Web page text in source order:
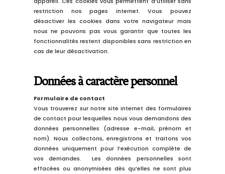
restriction nos pages internet. Vous pouvez
désactiver les cookies dans votre navigateur mais
nous ne pouvons pas vous garantir que toutes les
fonctionnalités restent disponibles sans restriction en
cas de leurdésactivation.
Données à caractère personnel
Formulaire de contact
Vous trouverez sur notre site internet des formulaires
de contactpour lesquelles nous vous demandons des
données personnelles (adresse e-mail, prénom et
nom). Nous collectons, enregistrons et traitons vos
données uniquement pour l’exécution complète de
vos demandes.
Les données personnelles sont
effacées ou anonymisées dès qu’elles ne sont plus